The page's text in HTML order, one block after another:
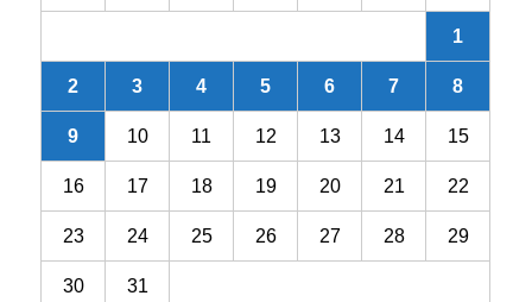
1
2 3 4 5 6 7 8
9 10 11 12 13 14 15
16 17 18 19 20 21 22
23 24 25 26 27 28 29
30 31